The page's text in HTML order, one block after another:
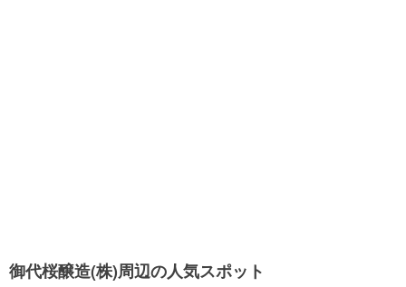
御代桜醸造(株)周辺の人気スポット